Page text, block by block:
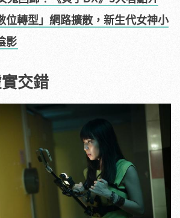
位轉型」網路擴散，新生代女神小
影
交錯